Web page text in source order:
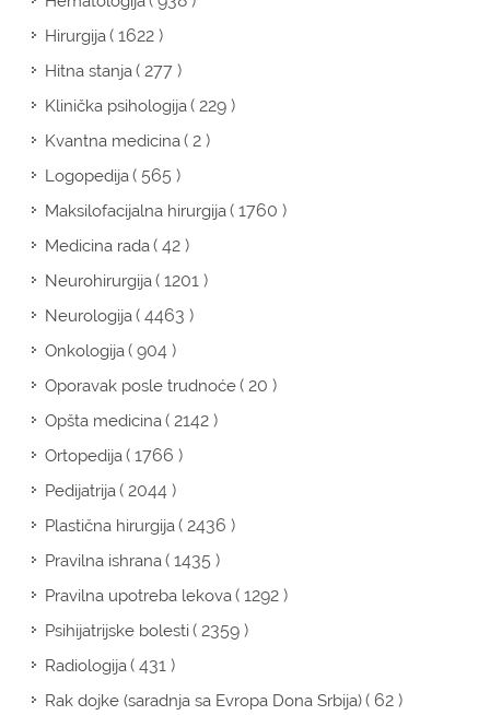
Hirurgija( 1622 )
Hitna stanja( 277 )
Klinička psihologija( 229 )
Kvantna medicina( 2 )
Logopedija( 565 )
Maksilofacijalna hirurgija( 1760 )
Medicina rada( 42 )
Neurohirurgija( 1201 )
Neurologija( 4463 )
Onkologija( 904 )
Oporavak posle trudnoće( 20 )
Opšta medicina( 2142 )
Ortopedija( 1766 )
Pedijatrija( 2044 )
Plastična hirurgija( 2436 )
Pravilna ishrana( 1435 )
Pravilna upotreba lekova( 1292 )
Psihijatrijske bolesti( 2359 )
Radiologija( 431 )
Rak dojke (saradnja sa Evropa Dona Srbija)( 62 )